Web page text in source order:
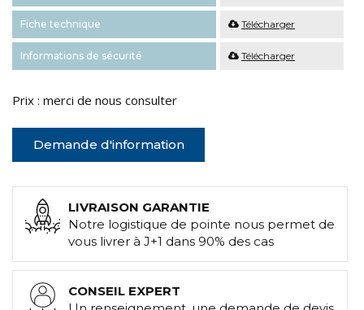
Fiche technique Télécharger
Informations de sécurité Télécharger
Prix : merci de nous consulter
Demande d'information
LIVRAISON GARANTIE
Notre logistique de pointe nous permet de
vous livrer à J+1 dans 90% des cas
CONSEIL EXPERT